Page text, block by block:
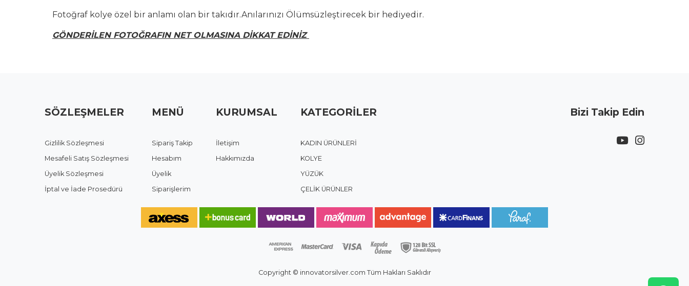
Fotoğraf kolye özel bir anlamı olan bir takıdır.Anılarınızı Ölümsüzleştirecek bir hediyedir.
GÖNDERİLEN FOTOĞRAFIN NET OLMASINA DİKKAT EDİNİZ
SÖZLEŞMELER
Gizlilik Sözleşmesi
Mesafeli Satış Sözleşmesi
Üyelik Sözleşmesi
İptal ve İade Prosedürü
MENÜ
Sipariş Takip
Hesabım
Üyelik
Siparişlerim
KURUMSAL
İletişim
Hakkımızda
KATEGORİLER
KADIN ÜRÜNLERİ
KOLYE
YÜZÜK
ÇELİK ÜRÜNLER
Bizi Takip Edin
Copyright © innovatorsilver.com Tüm Hakları Saklıdır